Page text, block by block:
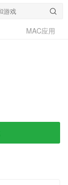
MAC应用